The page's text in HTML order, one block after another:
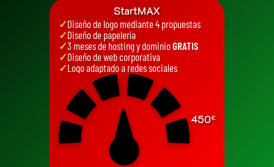
StartMAX
✓Diseño de logo mediante 4 propuestas
✓Diseño de papelería
✓3 meses de hosting y dominioGRATIS
✓Diseño de web corporativa
✓Logo adaptado a redes sociales
450€